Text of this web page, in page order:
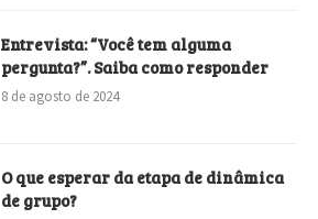
Entrevista: “Você tem alguma
pergunta?”. Saiba como responder
8 de agosto de 2024
O que esperar da etapa de dinâmica
de grupo?